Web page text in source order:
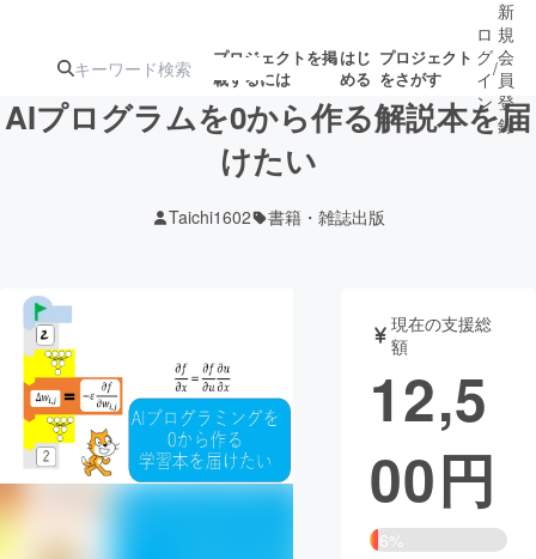
プロジェクトを掲
載するには
はじ
める
プロジェクト
をさがす
注目の新着プロ
ジェクト
募集終了が近いプ
ロジェクト
音楽
テクノロジー・ガジェット ゲーム・
映像・映画 書籍・雑誌
チャレンジ
ロ
グ
イ
ン
/
新
規
会
員
登
録
AIプログラムを0から作る解説本を届
けたい
Taichi1602 書籍・雑誌出版
現在の支援総
額
12,5
00円
6%